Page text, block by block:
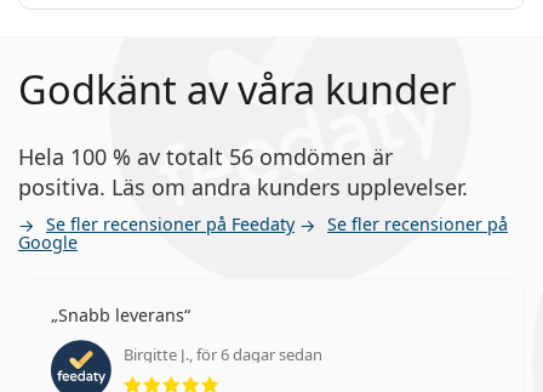
Godkänt av våra kunder
Hela 100 % av totalt 56 omdömen är
positiva. Läs om andra kunders upplevelser.
Se fler recensioner på Feedaty Se fler recensioner på
Google
Snabb leverans
Birgitte J., för 6 dagar sedan
Betyg 5 av 5